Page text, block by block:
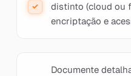
distinto (cloud ou
encriptação e
Documente